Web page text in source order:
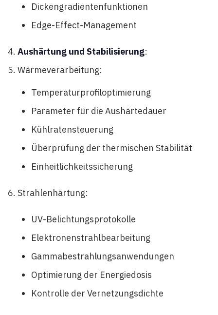
Dickengradientenfunktionen
Edge-Effect-Management
Aushärtung und Stabilisierung:
Wärmeverarbeitung:
Temperaturprofiloptimierung
Parameter für die Aushärtedauer
Kühlratensteuerung
Überprüfung der thermischen Stabilität
Einheitlichkeitssicherung
Strahlenhärtung:
UV-Belichtungsprotokolle
Elektronenstrahlbearbeitung
Gammabestrahlungsanwendungen
Optimierung der Energiedosis
Kontrolle der Vernetzungsdichte